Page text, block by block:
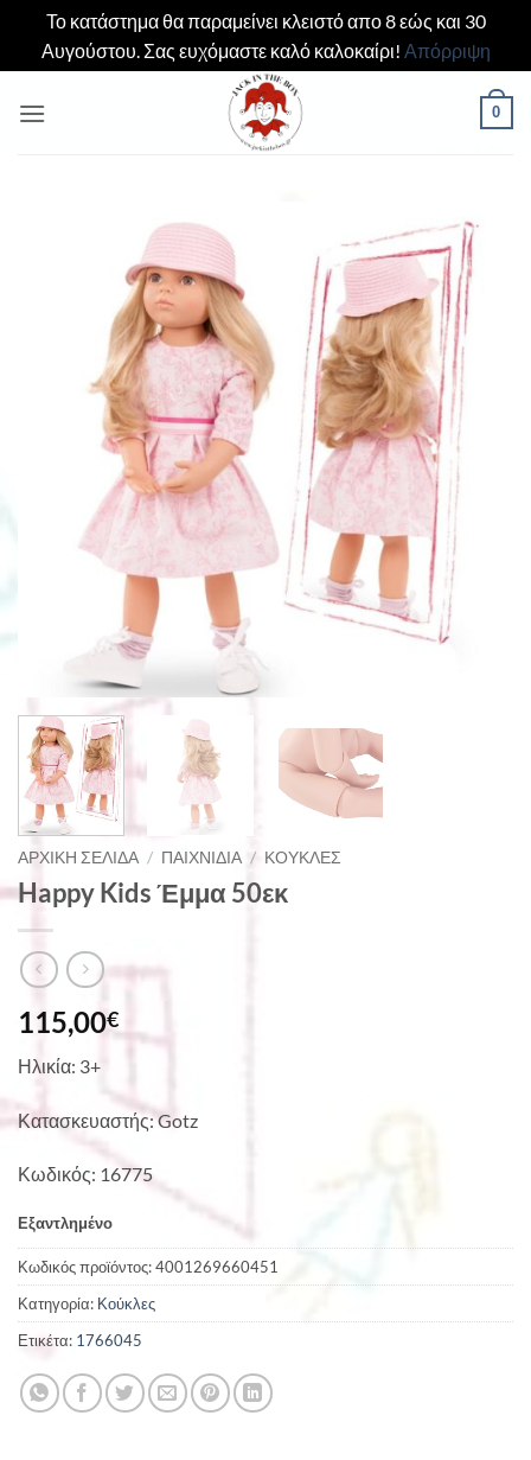
Το κατάστημα θα παραμείνει κλειστό απο 8 εώς και 30
Αυγούστου. Σας ευχόμαστε καλό καλοκαίρι! Απόρριψη
στο
0
ΑΡΧΙΚΉ ΣΕΛΊΔΑ / ΠΑΙΧΝΊΔΙΑ / ΚΟΎΚΛΕΣ
Happy Kids Έμμα 50εκ
115,00€
Ηλικία: 3+
Κατασκευαστής: Gotz
Κωδικός: 16775
Εξαντλημένο
Κωδικός προϊόντος:4001269660451
Κατηγορία: Κούκλες
Ετικέτα: 1766045